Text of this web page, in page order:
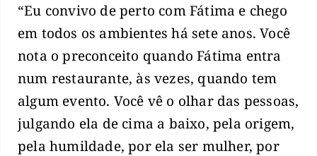
“Eu convivo de perto com Fátima e chego
em todos os ambientes há sete anos. Você
nota o preconceito quando Fátima entra
num restaurante, às vezes, quando tem
algum evento. Você vê o olhar das pessoas,
julgando ela de cima a baixo, pela origem,
pela humildade, por ela ser mulher, por